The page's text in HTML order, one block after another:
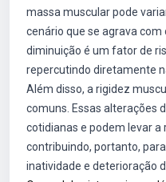
massa muscular pode
cenário que se agrava com
diminuição é um fator de
repercutindo diretamente
Além disso, a rigidez
comuns. Essas alterações
cotidianas e podem levar a
contribuindo, portanto,
inatividade e deterioração